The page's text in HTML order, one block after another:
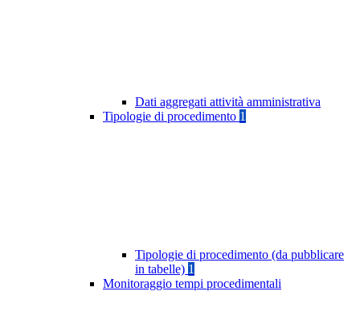
Dati aggregati attività amministrativa
Tipologie di procedimento 1
Tipologie di procedimento (da pubblicare
in tabelle) 1
Monitoraggio tempi procedimentali